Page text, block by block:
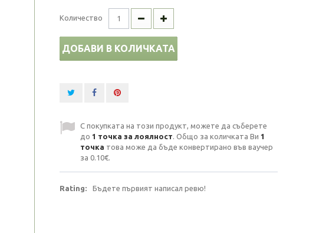
Количество
ДОБАВИ В КОЛИЧКАТА
С покупката на този продукт, можете да съберете
до 1 точка за лоялност. Общо за количката Ви 1
точка това може да бъде конвертирано във ваучер
за 0.10€.
Rating: Бъдете първият написал ревю!